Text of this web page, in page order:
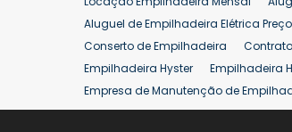
Aluguel de Empilhadeira Elétrica Preço
Conserto de Empilhadeira
Empilhadeira Hyster
Empilhadeira
Empresa de Manutenção de
Locação Empilhadeira Hyster